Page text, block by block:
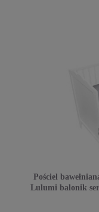
Pościel
Lulumi balonik